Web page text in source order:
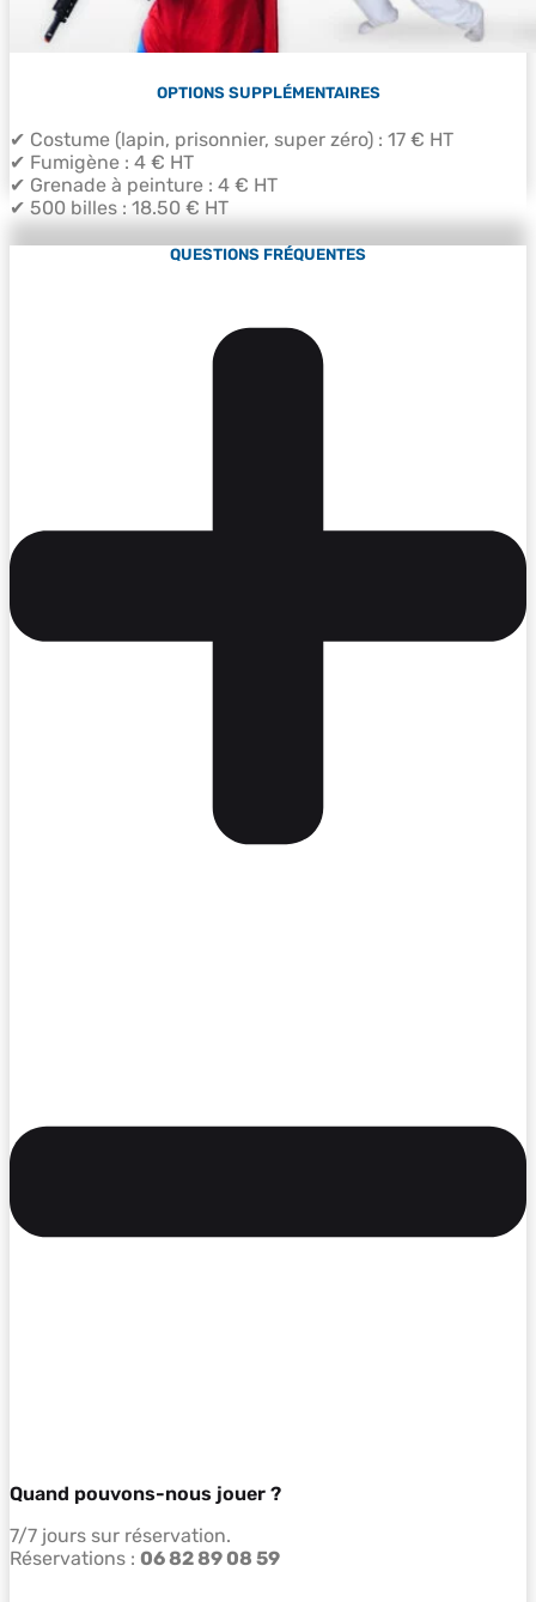
OPTIONS SUPPLÉMENTAIRES
✔ Costume (lapin, prisonnier, super zéro) : 17 € HT
✔ Fumigène : 4 € HT
✔ Grenade à peinture : 4 € HT
✔ 500 billes : 18.50 € HT
QUESTIONS FRÉQUENTES
Quand pouvons-nous jouer ?
7/7 jours sur réservation.
Réservations : 06 82 89 08 59